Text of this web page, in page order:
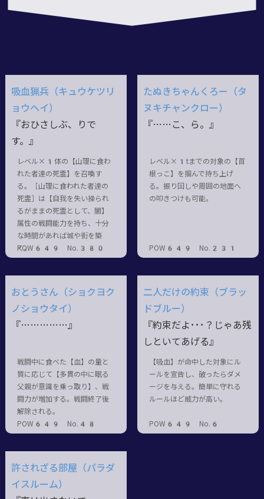
吸血猟兵（キュウケツリ
ョウヘイ）
『おひさしぶ、りで
す。』
レベル×1体の【山理に食わ
れた者達の死霊】を召喚す
る。［山理に食われた者達の
死霊］は【自我を失い操られ
るがままの死霊として、闇】
属性の戦闘能力を持ち、十分
な時間があれば城や街を築
く。
POW649 No.380
たぬきちゃんくろー（タ
ヌキチャンクロー）
『……こ、ら。』
レベル×1tまでの対象の【首
根っこ】を掴んで持ち上げ
る。振り回しや周囲の地面へ
の叩きつけも可能。
POW649 No.231
おとうさん（ショクヨク
ノショウタイ）
『……………』
戦闘中に食べた【血】の量と
質に応じて【多貫の中に眠る
父親が意識を乗っ取り】、戦
闘力が増加する。戦闘終了後
解除される。
POW649 No.48
二人だけの約束（ブラッ
ドブルー）
『約束だよ･･･？じゃあ残
しといてあげる』
【吸血】が命中した対象にル
ールを宣告し、破ったらダメ
ージを与える。簡単に守れる
ルールほど威力が高い。
POW649 No.6
許されざる部屋（パラダ
イスルーム）